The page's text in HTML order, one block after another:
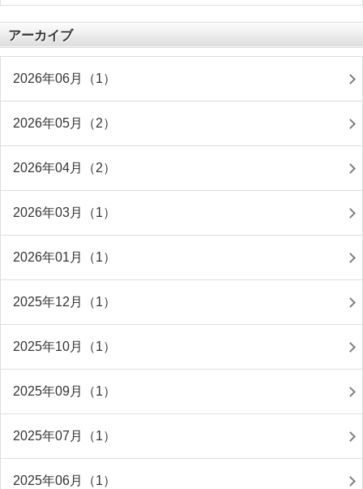
アーカイブ
2026年06月（1）
2026年05月（2）
2026年04月（2）
2026年03月（1）
2026年01月（1）
2025年12月（1）
2025年10月（1）
2025年09月（1）
2025年07月（1）
2025年06月（1）